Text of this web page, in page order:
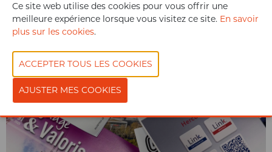
Ce site web utilise des cookies pour vous offrir une
meilleure expérience lorsque vous visitez ce site. En savoir
plus sur les cookies.